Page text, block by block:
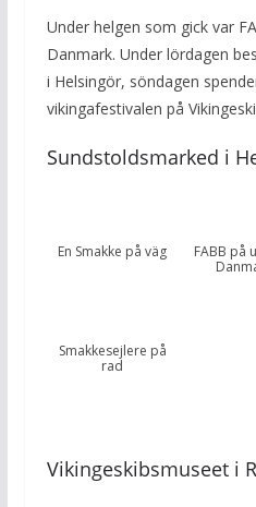
Under helgen som gick var
Danmark. Under lördagen
i Helsingör, söndagen
vikingafestivalen på
Sundstoldsmarked i
En Smakke på väg
FABB på
Smakkesejlere på
rad
Vikingeskibsmuseet i